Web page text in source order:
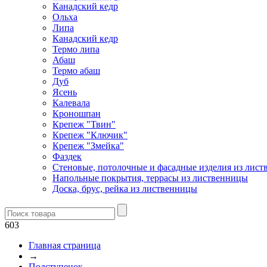
Канадский кедр
Ольха
Липа
Канадский кедр
Термо липа
Абаш
Термо абаш
Дуб
Ясень
Калевала
Кроношпан
Крепеж "Твин"
Крепеж "Ключик"
Крепеж "Змейка"
Фаздек
Стеновые, потолочные и фасадные изделия из
Напольные покрытия, террасы из лиственницы
Доска, брус, рейка из лиственницы
603
Главная страница
→